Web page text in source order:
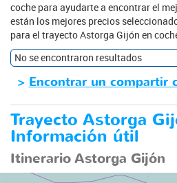
coche para ayudarte a encontrar el
están los mejores precios
para el trayecto Astorga Gijón en
No se encontraron resultados
>Encontrar un compartir
Trayecto Astorga
Información útil
Itinerario Astorga Gijón